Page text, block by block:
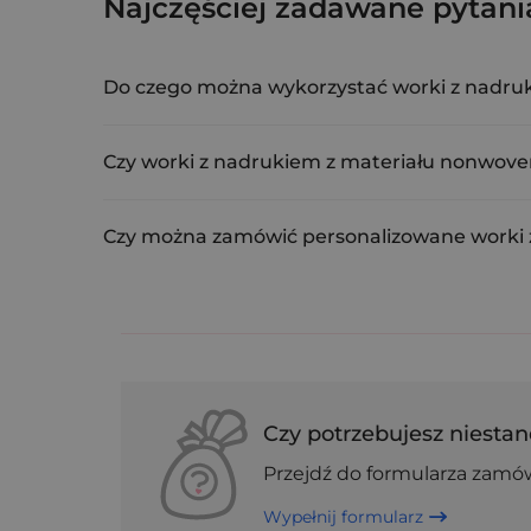
3 szt. Woreczki z fizeliny
Najczęściej zadawane
Do czego można wykorzystać worki z
Czy worki z nadrukiem z materiału
Czy można zamówić personalizowane worki
Czy potrzebujesz
Przejdź do formularza
Wypełnij formularz